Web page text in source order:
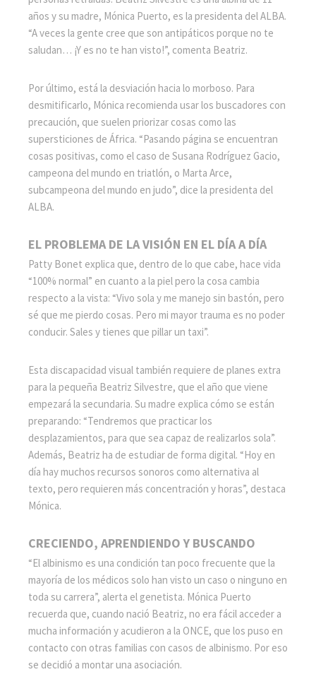
años y su madre, Mónica Puerto, es la presidenta del ALBA.
“A veces la gente cree que son antipáticos porque no te
saludan… ¡Y es no te han visto!”, comenta Beatriz.
Por último, está la desviación hacia lo morboso. Para
desmitificarlo, Mónica recomienda usar los buscadores con
precaución, que suelen priorizar cosas como las
supersticiones de África. “Pasando página se encuentran
cosas positivas, como el caso de Susana Rodríguez Gacio,
campeona del mundo en triatlón, o Marta Arce,
subcampeona del mundo en judo”, dice la presidenta del
ALBA.
EL PROBLEMA DE LA VISIÓN EN EL DÍA A DÍA
Patty Bonet explica que, dentro de lo que cabe, hace vida
“100% normal” en cuanto a la piel pero la cosa cambia
respecto a la vista: “Vivo sola y me manejo sin bastón, pero
sé que me pierdo cosas. Pero mi mayor trauma es no poder
conducir. Sales y tienes que pillar un taxi”.
Esta discapacidad visual también requiere de planes extra
para la pequeña Beatriz Silvestre, que el año que viene
empezará la secundaria. Su madre explica cómo se están
preparando: “Tendremos que practicar los
desplazamientos, para que sea capaz de realizarlos sola”.
Además, Beatriz ha de estudiar de forma digital. “Hoy en
día hay muchos recursos sonoros como alternativa al
texto, pero requieren más concentración y horas”, destaca
Mónica.
CRECIENDO, APRENDIENDO Y BUSCANDO
“El albinismo es una condición tan poco frecuente que la
mayoría de los médicos solo han visto un caso o ninguno en
toda su carrera”, alerta el genetista. Mónica Puerto
recuerda que, cuando nació Beatriz, no era fácil acceder a
mucha información y acudieron a la ONCE, que los puso en
contacto con otras familias con casos de albinismo. Por eso
se decidió a montar una asociación.